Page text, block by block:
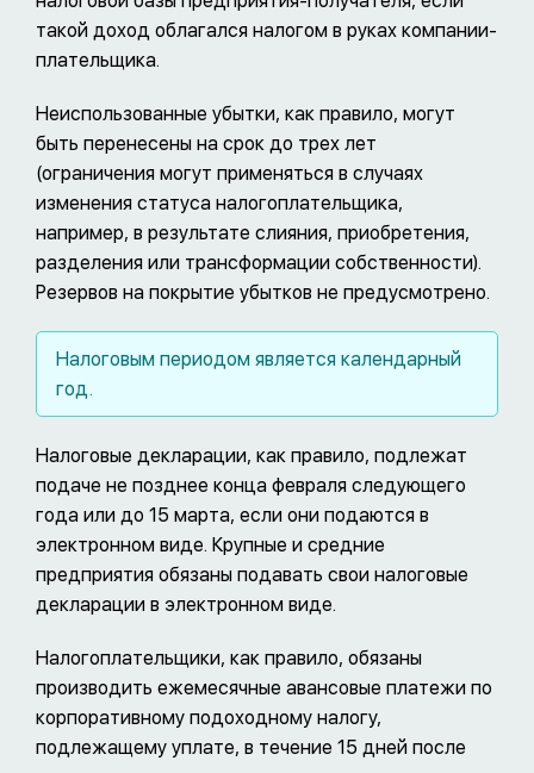
такой доход облагался налогом в руках компании-
плательщика.
Неиспользованные убытки, как правило, могут
быть перенесены на срок до трех лет
(ограничения могут применяться в случаях
изменения статуса налогоплательщика,
например, в результате слияния, приобретения,
разделения или трансформации собственности).
Резервов на покрытие убытков не предусмотрено.
Налоговым периодом является календарный
год.
Налоговые декларации, как правило, подлежат
подаче не позднее конца февраля следующего
года или до 15 марта, если они подаются в
электронном виде. Крупные и средние
предприятия обязаны подавать свои налоговые
декларации в электронном виде.
Налогоплательщики, как правило, обязаны
производить ежемесячные авансовые платежи по
корпоративному подоходному налогу,
подлежащему уплате, в течение 15 дней после